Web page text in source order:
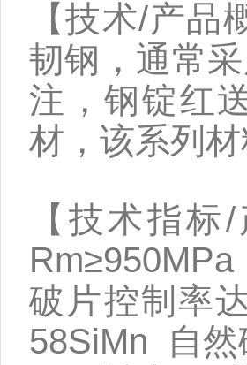
【技术/产品
韧钢，通常采
注，钢锭红
材，该系列
【技术指
破片控制率
58SiMn 自然